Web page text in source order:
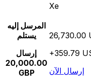
Xe
المرسل إليه
يستلم
إرسال
20,000.00
GBP
26,730.00
+359.79
إرسال الآن